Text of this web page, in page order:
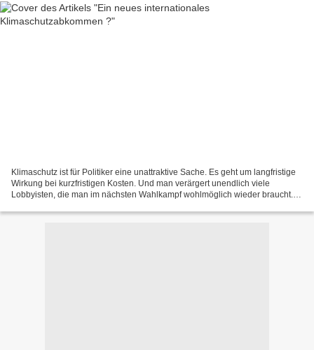
Klimaschutz ist für Politiker eine unattraktive Sache. Es geht um langfristige
Wirkung bei kurzfristigen Kosten. Und man verärgert unendlich viele
Lobbyisten, die man im nächsten Wahlkampf wohlmöglich wieder braucht.